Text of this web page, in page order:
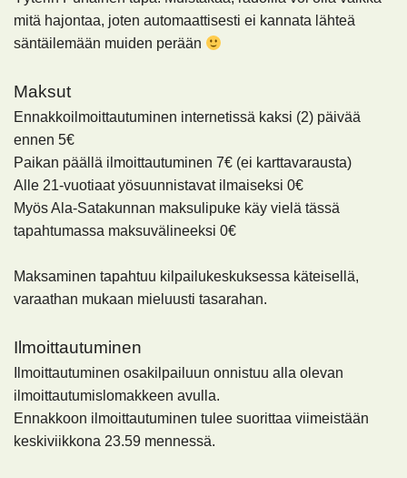
mitä hajontaa, joten automaattisesti ei kannata lähteä
säntäilemään muiden perään
Maksut
Ennakkoilmoittautuminen internetissä kaksi (2) päivää
ennen 5€
Paikan päällä ilmoittautuminen 7€ (ei karttavarausta)
Alle 21-vuotiaat yösuunnistavat ilmaiseksi 0€
Myös Ala-Satakunnan maksulipuke käy vielä tässä
tapahtumassa maksuvälineeksi 0€
Maksaminen tapahtuu kilpailukeskuksessa käteisellä,
varaathan mukaan mieluusti tasarahan.
Ilmoittautuminen
Ilmoittautuminen osakilpailuun onnistuu alla olevan
ilmoittautumislomakkeen avulla.
Ennakkoon ilmoittautuminen tulee suorittaa viimeistään
keskiviikkona 23.59 mennessä.